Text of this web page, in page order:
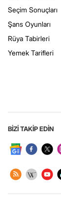
Seçim Sonuçları
Şans Oyunları
Rüya Tabirleri
Yemek Tarifleri
BİZİ TAKİP EDİN